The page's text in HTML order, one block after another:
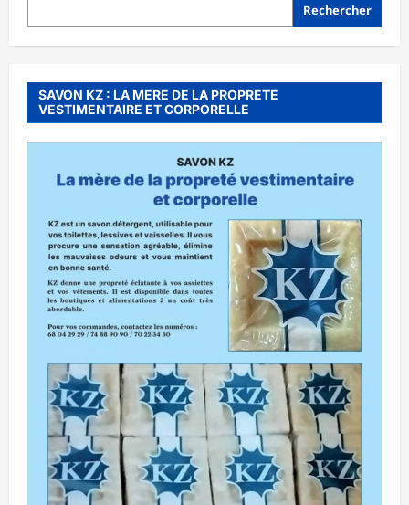
Rechercher
SAVON KZ : LA MERE DE LA PROPRETE
VESTIMENTAIRE ET CORPORELLE